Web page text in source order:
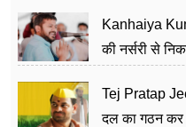
Kanhaiya
की नर्सरी से
Tej Pratap
दल का गठन कर